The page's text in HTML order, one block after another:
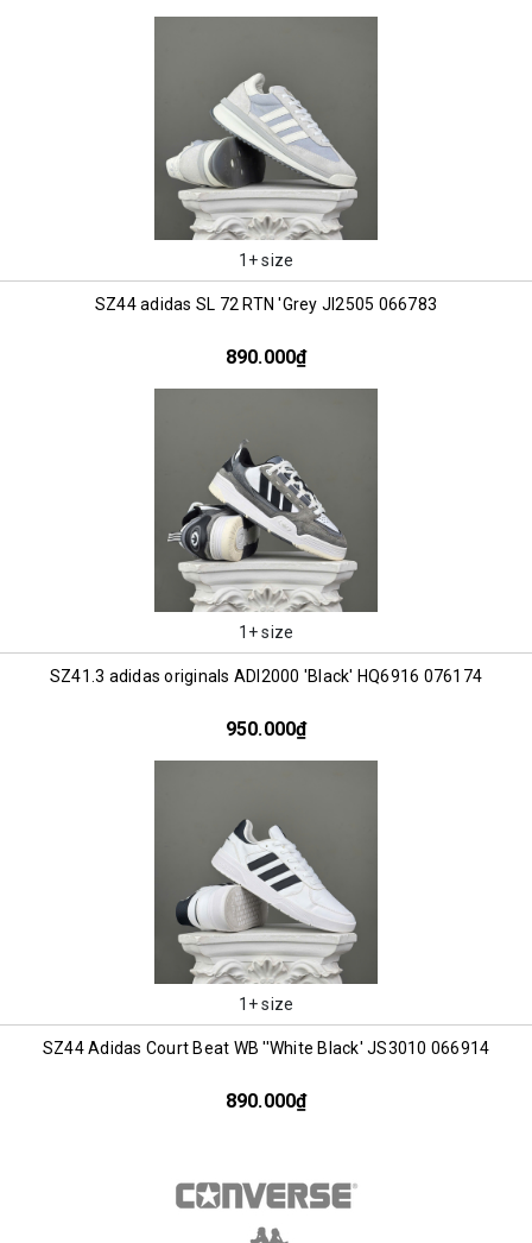
1+ size
SZ44 adidas SL 72 RTN 'Grey JI2505 066783
890.000₫
1+ size
SZ41.3 adidas originals ADI2000 'Black' HQ6916 076174
950.000₫
1+ size
SZ44 Adidas Court Beat WB ''White Black' JS3010 066914
890.000₫